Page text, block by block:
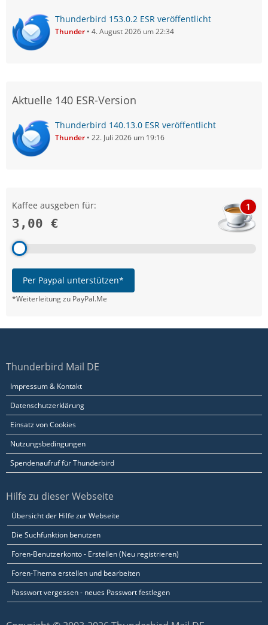
Thunderbird 153.0.2 ESR veröffentlicht
Thunder 4. August 2026 um 22:34
Aktuelle 140 ESR-Version
Thunderbird 140.13.0 ESR veröffentlicht
Thunder 22. Juli 2026 um 19:16
Kaffee ausgeben für:
3,00 €
1
Per Paypal unterstützen*
*Weiterleitung zu PayPal.Me
Thunderbird Mail DE
Impressum & Kontakt
Datenschutzerklärung
Einsatz von Cookies
Nutzungsbedingungen
Spendenaufruf für Thunderbird
Hilfe zu dieser Webseite
Übersicht der Hilfe zur Webseite
Die Suchfunktion benutzen
Foren-Benutzerkonto - Erstellen (Neu registrieren)
Foren-Thema erstellen und bearbeiten
Passwort vergessen - neues Passwort festlegen